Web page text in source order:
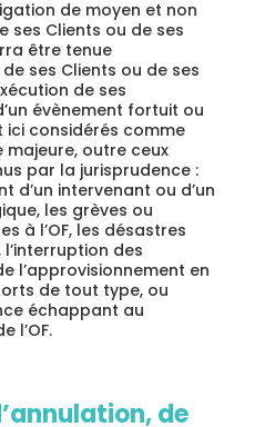
de moyen et non
ses Clients ou de ses
être tenue
ses Clients ou de ses
de ses
évènement fortuit ou
ici considérés comme
outre ceux
par la jurisprudence :
d’un intervenant ou d’un
les grèves ou
à l’OF, les désastres
des
l’approvisionnement en
de tout type, ou
échappant au
l’OF.
de